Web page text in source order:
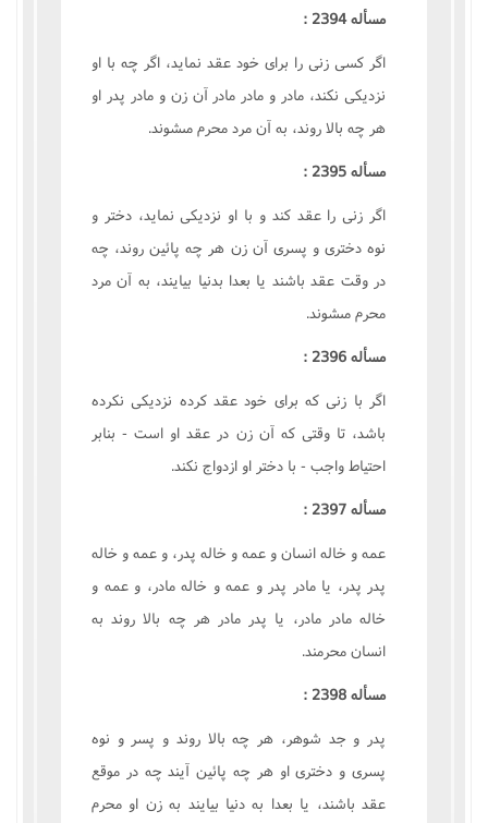
مسأله 2394 :
اگر کسى زنى را براى خود عقد نمايد، اگر چه با او
نزديکى نکند، مادر و مادر مادر آن زن و مادر پدر او
هر چه بالا روند، به آن مرد محرم مىشوند.
مسأله 2395 :
اگر زنى را عقد کند و با او نزديکى نمايد، دختر و
نوه دخترى و پسرى آن زن هر چه پائين روند، چه
در وقت عقد باشند يا بعدا بدنيا بيايند، به آن مرد
محرم مىشوند.
مسأله 2396 :
اگر با زنى که براى خود عقد کرده نزديکى نکرده
باشد، تا وقتى که آن زن در عقد او است - بنابر
احتياط واجب - با دختر او ازدواج نکند.
مسأله 2397 :
عمه و خاله انسان و عمه و خاله پدر، و عمه و خاله
پدر پدر، يا مادر پدر و عمه و خاله مادر، و عمه و
خاله مادر مادر، يا پدر مادر هر چه بالا روند به
انسان محرمند.
مسأله 2398 :
پدر و جد شوهر، هر چه بالا روند و پسر و نوه
پسرى و دخترى او هر چه پائين آيند چه در موقع
عقد باشند، يا بعدا به دنيا بيايند به زن او محرم